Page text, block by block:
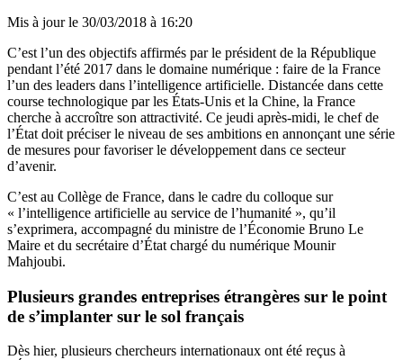
Mis à jour le 30/03/2018 à 16:20
C’est l’un des objectifs affirmés par le président de la République
pendant l’été 2017 dans le domaine numérique : faire de la France
l’un des leaders dans l’intelligence artificielle. Distancée dans cette
course technologique par les États-Unis et la Chine, la France
cherche à accroître son attractivité. Ce jeudi après-midi, le chef de
l’État doit préciser le niveau de ses ambitions en annonçant une série
de mesures pour favoriser le développement dans ce secteur
d’avenir.
C’est au Collège de France, dans le cadre du colloque sur
« l’intelligence artificielle au service de l’humanité », qu’il
s’exprimera, accompagné du ministre de l’Économie Bruno Le
Maire et du secrétaire d’État chargé du numérique Mounir
Mahjoubi.
Plusieurs grandes entreprises étrangères sur le point
de s’implanter sur le sol français
Dès hier, plusieurs chercheurs internationaux ont été reçus à